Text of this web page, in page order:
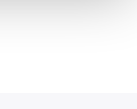
du tycker om. Det
och göra